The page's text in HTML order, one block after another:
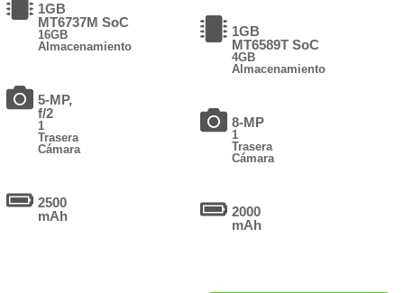
1GB
MT6737M SoC
16GB
Almacenamiento
5-MP,
f/2
1
Trasera
Cámara
2500
mAh
1GB
MT6589T SoC
4GB
Almacenamiento
8-MP
1
Trasera
Cámara
2000
mAh